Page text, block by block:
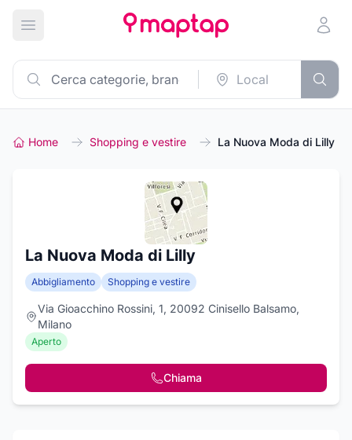
Apri menu principale
Home Shopping e vestire La Nuova Moda di Lilly
La Nuova Moda di Lilly
Abbigliamento Shopping e vestire
Via Gioacchino Rossini, 1, 20092 Cinisello Balsamo,
Milano
Aperto
Chiama